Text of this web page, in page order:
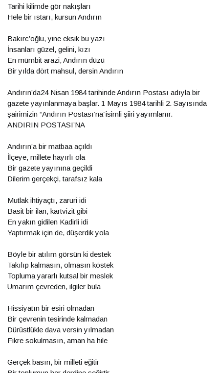
Tarihi kilimde gör nakışları
Hele bir ıstarı, kursun Andırın
Bakırc’oğlu, yine eksik bu yazı
İnsanları güzel, gelini, kızı
En mümbit arazi, Andırın düzü
Bir yılda dört mahsul, dersin Andırın
Andırın’da24 Nisan 1984 tarihinde Andırın Postası adıyla bir
gazete yayınlanmaya başlar. 1 Mayıs 1984 tarihli 2. Sayısında
şairimizin “Andırın Postası’na”isimli şiiri yayımlanır.
ANDIRIN POSTASI’NA
Andırın’a bir matbaa açıldı
İlçeye, millete hayırlı ola
Bir gazete yayınına geçildi
Dilerim gerçekçi, tarafsız kala
Mutlak ihtiyaçtı, zaruri idi
Basit bir ilan, kartvizit gibi
En yakın gidilen Kadirli idi
Yaptırmak için de, düşerdik yola
Böyle bir atılım görsün ki destek
Takılıp kalmasın, olmasın köstek
Topluma yararlı kutsal bir meslek
Umarım çevreden, ilgiler bula
Hissiyatın bir esiri olmadan
Bir çevrenin tesirinde kalmadan
Dürüstlükle dava versin yılmadan
Fikre sokulmasın, aman ha hile
Gerçek basın, bir milleti eğitir